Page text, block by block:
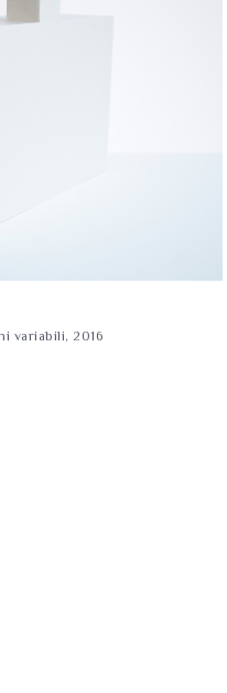
variabili, 2016